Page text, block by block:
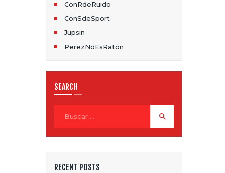
ConRdeRuido
ConSdeSport
Jupsin
PerezNoEsRaton
SEARCH
RECENT POSTS